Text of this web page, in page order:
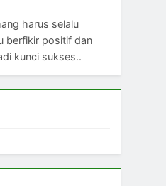
harus selalu
berfikir positif dan
kunci sukses..